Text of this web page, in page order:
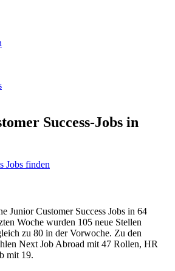
Success-Jobs in
Jobs finden
Junior Customer Success Jobs in 64
Woche wurden 105 neue Stellen
zu 80 in der Vorwoche. Zu den
Next Job Abroad mit 47 Rollen, HR
mit 19.